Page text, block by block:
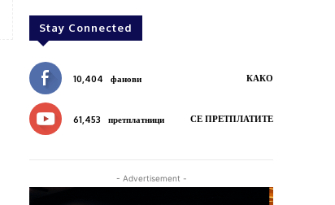
Stay Connected
10,404 фанови КАКО
61,453 претплатници СЕ ПРЕТПЛАТИТЕ
- Advertisement -